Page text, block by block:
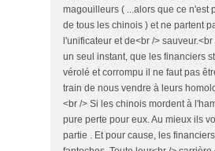
magouilleurs ( ...alors que ce n'est
de tous les chinois ) et ne partent
l'unificateur et de<br />
un seul instant, que les financiers
vérolé et corrompu il ne faut pas
train de nous vendre à leurs
<br /> Si les chinois mordent à
pure perte pour eux. Au mieux ils
partie . Et pour cause, les